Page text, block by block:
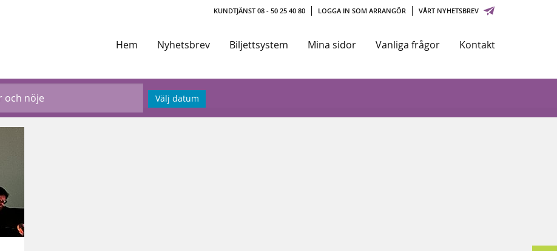
KUNDTJÄNST 08 - 50 25 40 80 LOGGA IN SOM ARRANGÖR VÅRT NYHETSBREV
Hem Nyhetsbrev Biljettsystem Mina sidor Vanliga frågor Kontakt
Välj datum